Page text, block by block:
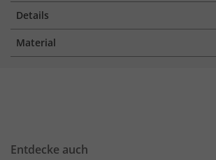
Details
Material
Entdecke auch